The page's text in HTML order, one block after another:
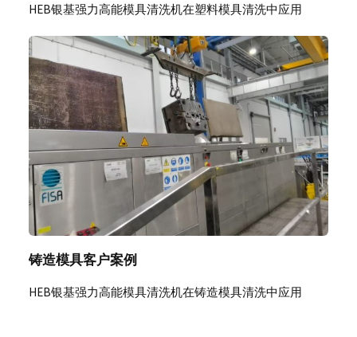
HEB银基强力高能模具清洗机在塑料模具清洗中应用
铸造模具客户案例
HEB银基强力高能模具清洗机在铸造模具清洗中应用